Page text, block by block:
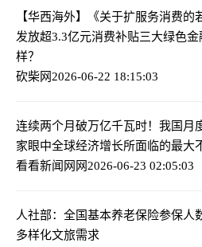
【华西海外】《关于扩服务消费
发放超3.3亿元消费补贴三大绿色
样？
砍柴网2026-06-22 18:15:03
连续两个月破万亿千瓦时！我国月
家眼中全球经济增长所面临的最大
看看新闻网网2026-06-23 02:05:03
人社部：全国基本养老保险参保人
多样化文旅需求